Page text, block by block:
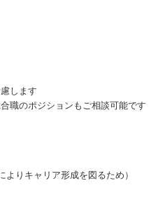
します
職のポジションもご相談可能です
りキャリア形成を図るため）